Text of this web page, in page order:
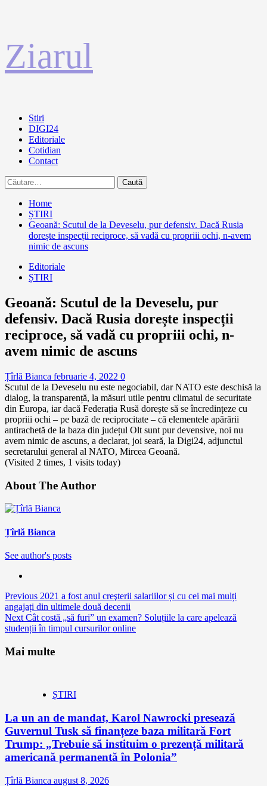
la
conținut
Ziarul
Primary
Menu
Stiri
DIGI24
Editoriale
Cotidian
Contact
Caută
după:
Home
ȘTIRI
Geoană: Scutul de la Deveselu, pur defensiv. Dacă Rusia
dorește inspecții reciproce, să vadă cu propriii ochi, n-avem
nimic de ascuns
Editoriale
ȘTIRI
Geoană: Scutul de la Deveselu, pur
defensiv. Dacă Rusia dorește inspecții
reciproce, să vadă cu propriii ochi, n-
avem nimic de ascuns
Țîrlă Bianca februarie 4, 2022 0
Scutul de la Deveselu nu este negociabil, dar NATO este deschisă la
dialog, la transparență, la măsuri utile pentru climatul de securitate
din Europa, iar dacă Federația Rusă dorește să se încredințeze cu
propriii ochi – pe bază de reciprocitate – că elementele apărării
antirachetă de la baza din județul Olt sunt pur devensive, noi nu
avem nimic de ascuns, a declarat, joi seară, la Digi24, adjunctul
secretarului general al NATO, Mircea Geoană.
(Visited 2 times, 1 visits today)
About The Author
Țîrlă Bianca
See author's posts
Continue
Reading
Previous 2021 a fost anul creşterii salariilor și cu cei mai mulți
angajați din ultimele două decenii
Next Cât costă „să furi” un examen? Soluțiile la care apelează
studenții în timpul cursurilor online
Mai multe
ȘTIRI
La un an de mandat, Karol Nawrocki presează
Guvernul Tusk să finanțeze baza militară Fort
Trump: „Trebuie să instituim o prezență militară
americană permanentă în Polonia”
Țîrlă Bianca august 8, 2026